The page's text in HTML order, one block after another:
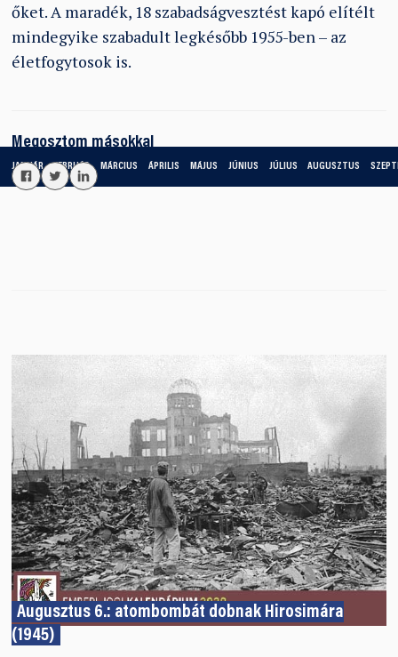
JANUÁR FEBRUÁR MÁRCIUS ÁPRILIS MÁJUS JÚNIUS JÚLIUS AUGUSZTUS
őket. A maradék, 18 szabadságvesztést kapó elítélt
mindegyike szabadult legkésőbb 1955-ben – az
életfogytosok is.
Megosztom másokkal
Augusztus 6.: atombombát dobnak Hirosimára
(1945)